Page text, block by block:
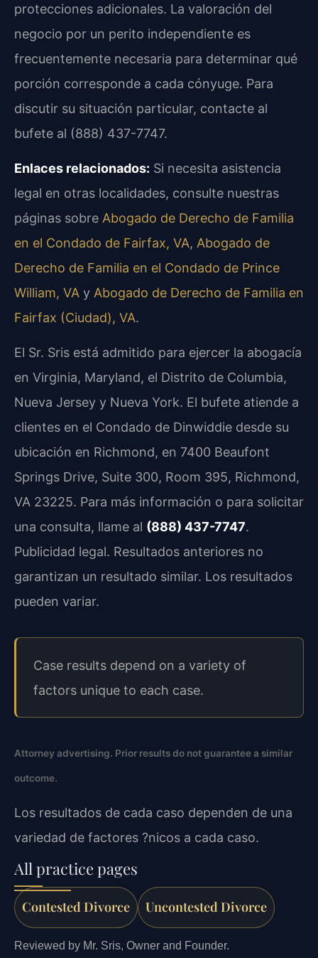
protecciones adicionales. La valoración del
negocio por un perito independiente es
frecuentemente necesaria para determinar qué
porción corresponde a cada cónyuge. Para
discutir su situación particular, contacte al
bufete al (888) 437-7747.
Enlaces relacionados: Si necesita asistencia
legal en otras localidades, consulte nuestras
páginas sobre Abogado de Derecho de Familia
en el Condado de Fairfax, VA, Abogado de
Derecho de Familia en el Condado de Prince
William, VA y Abogado de Derecho de Familia en
Fairfax (Ciudad), VA.
El Sr. Sris está admitido para ejercer la abogacía
en Virginia, Maryland, el Distrito de Columbia,
Nueva Jersey y Nueva York. El bufete atiende a
clientes en el Condado de Dinwiddie desde su
ubicación en Richmond, en 7400 Beaufont
Springs Drive, Suite 300, Room 395, Richmond,
VA 23225. Para más información o para solicitar
una consulta, llame al (888) 437-7747.
Publicidad legal. Resultados anteriores no
garantizan un resultado similar. Los resultados
pueden variar.
Case results depend on a variety of
factors unique to each case.
Attorney advertising. Prior results do not guarantee a similar
outcome.
Los resultados de cada caso dependen de una
variedad de factores ?nicos a cada caso.
All practice pages
Contested Divorce Uncontested Divorce
Reviewed by Mr. Sris, Owner and Founder.